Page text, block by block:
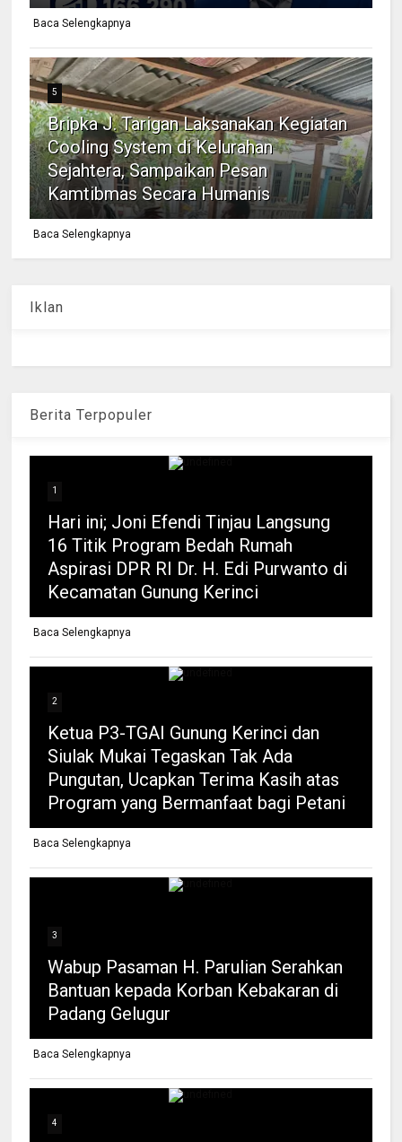
Baca Selengkapnya
5
Bripka J. Tarigan Laksanakan Kegiatan
Cooling System di Kelurahan
Sejahtera, Sampaikan Pesan
Kamtibmas Secara Humanis
Baca Selengkapnya
Iklan
Berita Terpopuler
1
Hari ini; Joni Efendi Tinjau Langsung
16 Titik Program Bedah Rumah
Aspirasi DPR RI Dr. H. Edi Purwanto di
Kecamatan Gunung Kerinci
Baca Selengkapnya
2
Ketua P3-TGAI Gunung Kerinci dan
Siulak Mukai Tegaskan Tak Ada
Pungutan, Ucapkan Terima Kasih atas
Program yang Bermanfaat bagi Petani
Baca Selengkapnya
3
Wabup Pasaman H. Parulian Serahkan
Bantuan kepada Korban Kebakaran di
Padang Gelugur
Baca Selengkapnya
4